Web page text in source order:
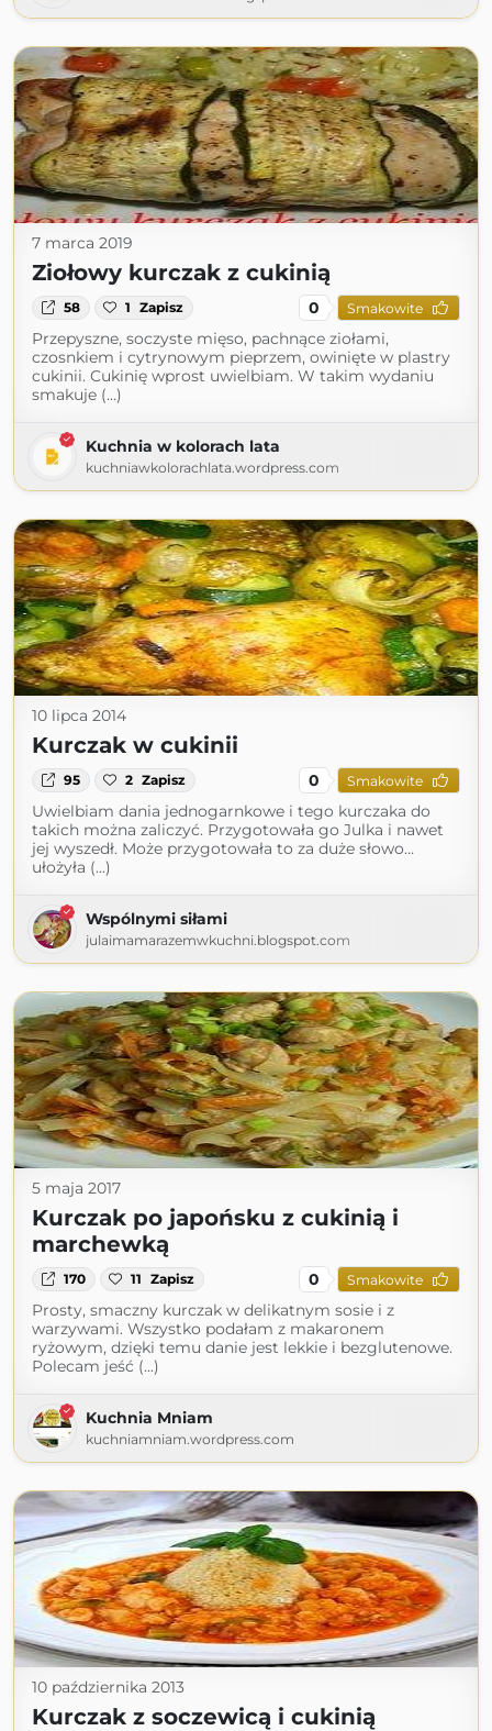
7 marca 2019
Ziołowy kurczak z cukinią
58 1 Zapisz 0 Smakowite
Przepyszne, soczyste mięso, pachnące ziołami,
czosnkiem i cytrynowym pieprzem, owinięte w plastry
cukinii. Cukinię wprost uwielbiam. W takim wydaniu
smakuje (...)
Kuchnia w kolorach lata
kuchniawkolorachlata.wordpress.com
10 lipca 2014
Kurczak w cukinii
95 2 Zapisz 0 Smakowite
Uwielbiam dania jednogarnkowe i tego kurczaka do
takich można zaliczyć. Przygotowała go Julka i nawet
jej wyszedł. Może przygotowała to za duże słowo…
ułożyła (...)
Wspólnymi siłami
julaimamarazemwkuchni.blogspot.com
5 maja 2017
Kurczak po japońsku z cukinią i
marchewką
170 11 Zapisz 0 Smakowite
Prosty, smaczny kurczak w delikatnym sosie i z
warzywami. Wszystko podałam z makaronem
ryżowym, dzięki temu danie jest lekkie i bezglutenowe.
Polecam jeść (...)
Kuchnia Mniam
kuchniamniam.wordpress.com
10 października 2013
Kurczak z soczewicą i cukinią